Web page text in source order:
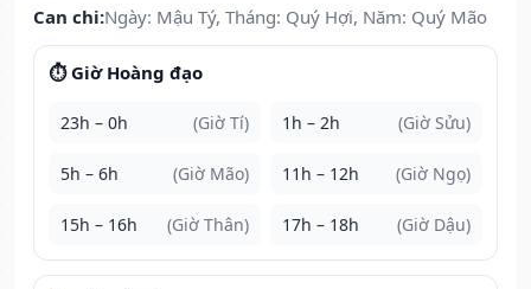
Can chi:Ngày: Mậu Tý, Tháng: Quý Hợi, Năm: Quý Mão
⏱️ Giờ Hoàng đạo
23h – 0h (Giờ Tí) 1h – 2h (Giờ Sửu)
5h – 6h (Giờ Mão) 11h – 12h (Giờ Ngọ)
15h – 16h (Giờ Thân) 17h – 18h (Giờ Dậu)